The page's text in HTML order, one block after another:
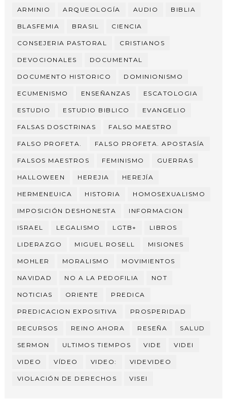
ARMINIO ARQUEOLOGÍA AUDIO BIBLIA
BLASFEMIA BRASIL CIENCIA
CONSEJERIA PASTORAL CRISTIANOS
DEVOCIONALES DOCUMENTAL
DOCUMENTO HISTORICO DOMINIONISMO
ECUMENISMO ENSEÑANZAS ESCATOLOGIA
ESTUDIO ESTUDIO BIBLICO EVANGELIO
FALSAS DOSCTRINAS FALSO MAESTRO
FALSO PROFETA. FALSO PROFETA. APOSTASÍA
FALSOS MAESTROS FEMINISMO GUERRAS
HALLOWEEN HEREJIA HEREJÍA
HERMENEUICA HISTORIA HOMOSEXUALISMO
IMPOSICIÓN DESHONESTA INFORMACION
ISRAEL LEGALISMO LGTB+ LIBROS
LIDERAZGO MIGUEL ROSELL MISIONES
MOHLER MORALISMO MOVIMIENTOS
NAVIDAD NO A LA PEDOFILIA NOT
NOTICIAS ORIENTE PREDICA
PREDICACION EXPOSITIVA PROSPERIDAD
RECURSOS REINO AHORA RESEÑA SALUD
SERMON ULTIMOS TIEMPOS VIDE VIDEI
VIDEO VÍDEO VIDEO: VIDEVIDEO
VIOLACIÓN DE DERECHOS VISEI